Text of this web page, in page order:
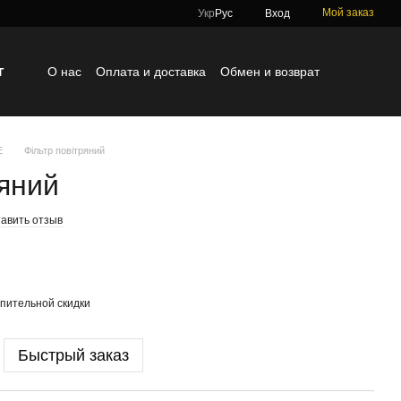
Укр Рус Вход Мой заказ
О нас Оплата и доставка
Обмен и возврат
Фільтр повітряний
отзыв
скидки
Быстрый заказ